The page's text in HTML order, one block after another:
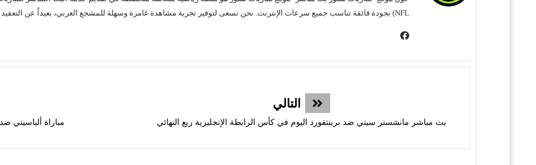
NFL) بجودة فائقة تناسب جميع سرعات الإنترنت. نحن نسعى لتوفير تجربة مشاهدة غامرة وسهلة للمشجع العربي، بعيداً عن التعقيد وبأقل قدر من الإعلانات المزعجة.
التالي
بث مباشر مانشستر سيتي ضد برينتفورد اليوم في كأس الرابطة الإنجليزية ربع النهائي مباراة ألباسيتي